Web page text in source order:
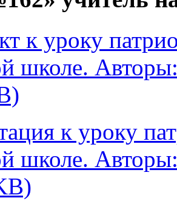
к уроку
школе.
к уроку
школе.